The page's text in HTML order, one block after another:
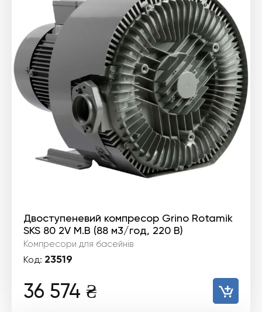
Двоступеневий компресор Grino Rotamik
SKS 80 2V М.В (88 м3/год, 220 В)
Компресори для басейнів
Код: 23519
36 574 ₴